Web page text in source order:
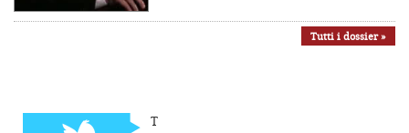
Tutti i dossier »
T